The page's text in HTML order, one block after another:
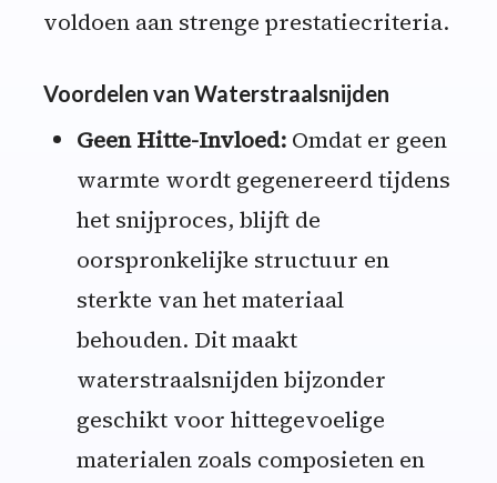
voldoen aan strenge prestatiecriteria.
Voordelen van Waterstraalsnijden
Geen Hitte-Invloed:Omdat er geen
warmte wordt gegenereerd tijdens
het snijproces, blijft de
oorspronkelijke structuur en
sterkte van het materiaal
behouden. Dit maakt
waterstraalsnijden bijzonder
geschikt voor hittegevoelige
materialen zoals composieten en